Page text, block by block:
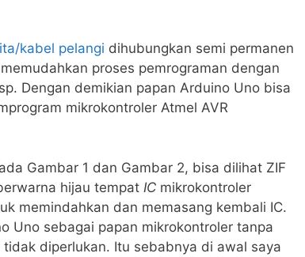
kabel pelangi dihubungkan semi permanen
proses pemrograman dengan
Dengan demikian papan Arduino Uno bisa
mikrokontroler Atmel AVR
Gambar 1 dan Gambar 2, bisa dilihat ZIF
hijau tempat IC mikrokontroler
memindahkan dan memasang kembali IC.
Uno sebagai papan mikrokontroler tanpa
diperlukan. Itu sebabnya di awal saya